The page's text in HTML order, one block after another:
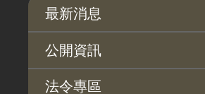
最新消息
新聞稿
公聽會
公告事項
公開資訊
主動公開政府資訊專區
個人資料保護專區
Open Data專區
出版品專區
雙語詞彙專區
生態檢核專區
用地取得行政透明專區
臺鐵局撥入資產債務基金專區
法令專區